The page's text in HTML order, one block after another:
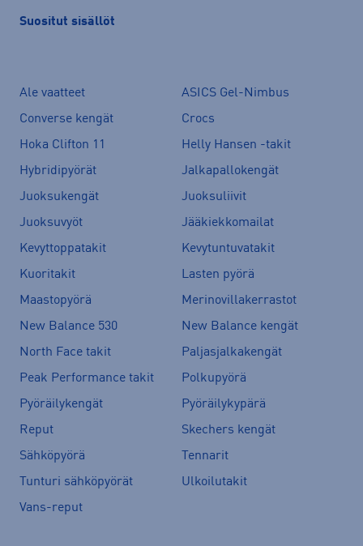
Suositut sisällöt
Ale vaatteet
ASICS Gel-Nimbus
Converse kengät
Crocs
Hoka Clifton 11
Helly Hansen -takit
Hybridipyörät
Jalkapallokengät
Juoksukengät
Juoksuliivit
Juoksuvyöt
Jääkiekkomailat
Kevyttoppatakit
Kevytuntuvatakit
Kuoritakit
Lasten pyörä
Maastopyörä
Merinovillakerrastot
New Balance 530
New Balance kengät
North Face takit
Paljasjalkakengät
Peak Performance takit
Polkupyörä
Pyöräilykengät
Pyöräilykypärä
Reput
Skechers kengät
Sähköpyörä
Tennarit
Tunturi sähköpyörät
Ulkoilutakit
Vans-reput